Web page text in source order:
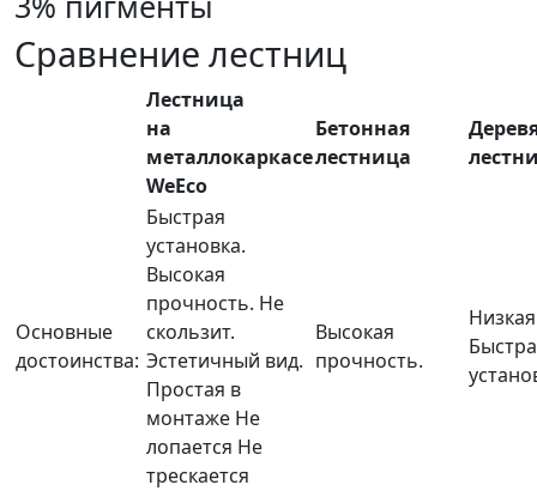
Сравнение лестниц
Лестница
на
металлокаркасе
WeEco
Бетонная
лестница
Основные
достоинства:
Быстрая
установка.
Высокая
прочность. Не
скользит.
Эстетичный вид.
Простая в
монтаже Не
лопается Не
трескается
Высокая
прочность.